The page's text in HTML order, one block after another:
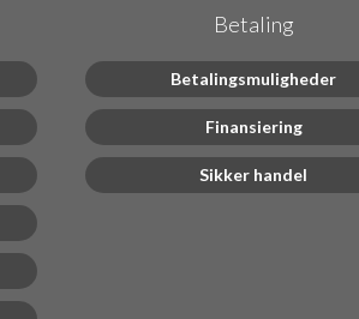
Betaling
Betalingsmuligheder
Finansiering
Sikker handel